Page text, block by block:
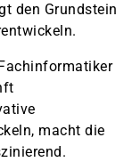
den Grundstein
macht die